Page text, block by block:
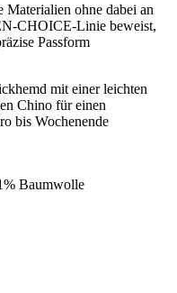
Materialien ohne dabei an
CHOICE-Linie beweist,
Passform
mit einer leichten
Chino für einen
bis Wochenende
Baumwolle